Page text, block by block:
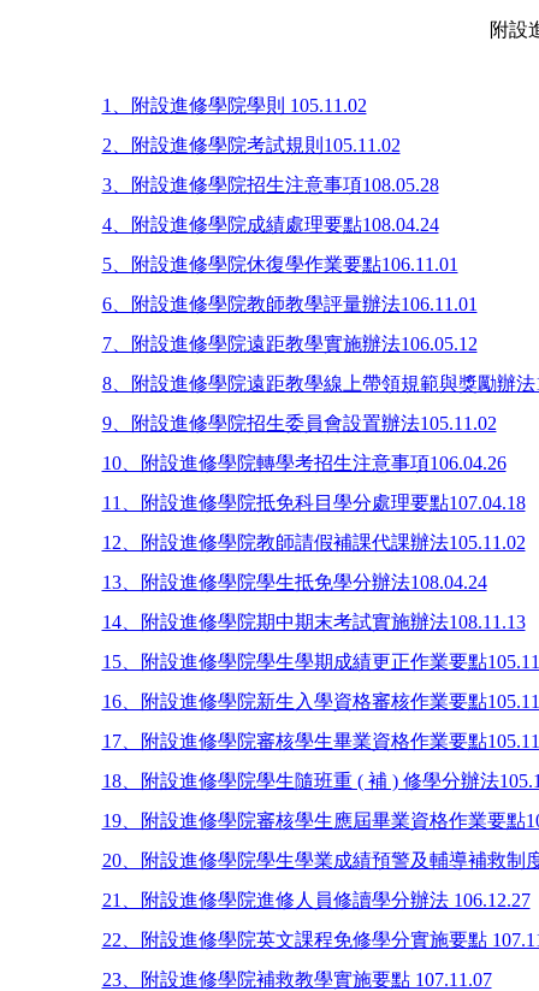
附設進
1、附設進修學院學則 105.11.02
2、附設進修學院考試規則105.11.02
3、附設進修學院招生注意事項108.05.28
4、附設進修學院成績處理要點108.04.24
5、附設進修學院休復學作業要點106.11.01
6、附設進修學院教師教學評量辦法106.11.01
7、附設進修學院遠距教學實施辦法106.05.12
8、附設進修學院遠距教學線上帶領規範與獎勵辦法
9、附設進修學院招生委員會設置辦法105.11.02
10、附設進修學院轉學考招生注意事項106.04.26
11、附設進修學院抵免科目學分處理要點107.04.18
12、附設進修學院教師請假補課代課辦法105.11.02
13、附設進修學院學生抵免學分辦法108.04.24
14、附設進修學院期中期末考試實施辦法108.11.13
15、附設進修學院學生學期成績更正作業要點
16、附設進修學院新生入學資格審核作業要點
17、附設進修學院審核學生畢業資格作業要點
18、附設進修學院學生隨班重 ( 補 ) 修學分辦法
19、附設進修學院審核學生應屆畢業資格作業要點
20、附設進修學院學生學業成績預警及輔導補救制
21、附設進修學院進修人員修讀學分辦法 106.12.27
22、附設進修學院英文課程免修學分實施要點
23、附設進修學院補救教學實施要點 107.11.07